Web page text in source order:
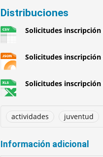
Distribuciones
Solicitudes
Solicitudes
Solicitudes
actividades juventud
Información adicional